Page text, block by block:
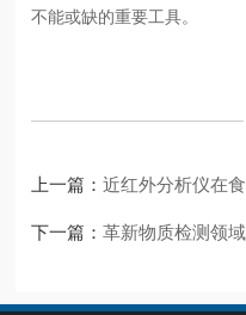
不能或缺的重要工具。
上一篇：近红外分析仪在
下一篇：革新物质检测领